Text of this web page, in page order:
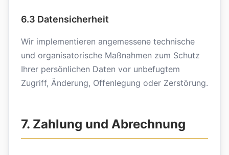
6.3 Datensicherheit
Wir implementieren angemessene technische
und organisatorische Maßnahmen zum Schutz
Ihrer persönlichen Daten vor unbefugtem
Zugriff, Änderung, Offenlegung oder Zerstörung.
7. Zahlung und Abrechnung